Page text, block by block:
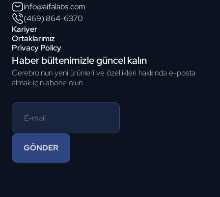
info@aifalabs.com
(469) 864-6370
Kariyer
Ortaklarımız
Privacy Policy
Haber bültenimizle güncel kalın
Cerebro'nun yeni ürünleri ve özellikleri hakkında e-posta
almak için abone olun.
GÖNDER